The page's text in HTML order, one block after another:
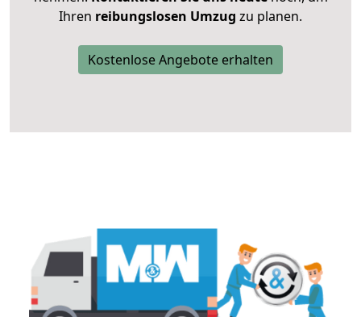
Ihren reibungslosen Umzug zu planen.
Kostenlose Angebote erhalten